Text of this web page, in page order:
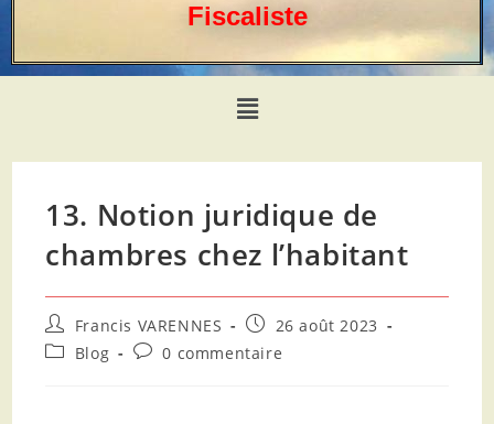
Fiscaliste
13. Notion juridique de
chambres chez l’habitant
Francis VARENNES
26 août 2023
Blog
0 commentaire